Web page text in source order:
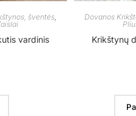
šventės
vardinis
Dovanos
Krikštynų